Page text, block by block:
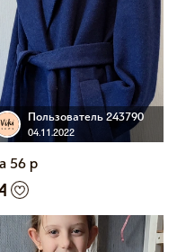
Пользователь 243790
04.11.2022
56 р